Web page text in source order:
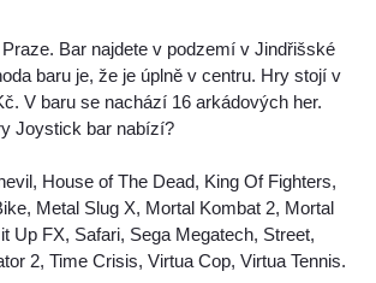
Bar najdete v podzemí v Jindřišské
baru je, že je úplně v centru. Hry stojí v
V baru se nachází 16 arkádových her.
Joystick bar nabízí?
House of The Dead, King Of Fighters,
Metal Slug X, Mortal Kombat 2, Mortal
Up FX, Safari, Sega Megatech, Street,
2, Time Crisis, Virtua Cop, Virtua Tennis.